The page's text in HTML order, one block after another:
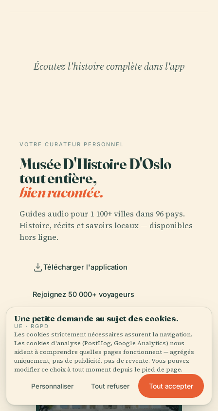
Écoutez l'histoire complète dans l'app
VOTRE CURATEUR PERSONNEL
Musée D'Histoire D'Oslo
tout entière,
bien racontée.
Guides audio pour 1 100+ villes dans 96 pays.
Histoire, récits et savoirs locaux — disponibles
hors ligne.
Télécharger l'application
Rejoignez 50 000+ voyageurs
Une petite demande au sujet des cookies.
UE · RGPD
Les cookies strictement nécessaires assurent la navigation.
Les cookies d'analyse (PostHog, Google Analytics) nous
aident à comprendre quelles pages fonctionnent — agrégés
uniquement, pas de publicité, pas de revente. Vous pouvez
modifier ce choix à tout moment depuis le pied de page.
Personnaliser Tout refuser Tout accepter